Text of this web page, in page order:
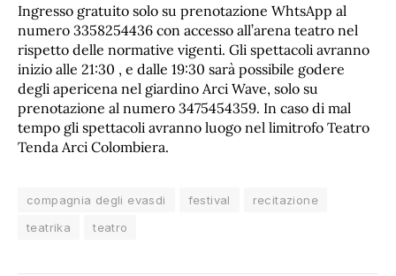
Ingresso gratuito solo su prenotazione WhtsApp al
numero 3358254436 con accesso all’arena teatro nel
rispetto delle normative vigenti. Gli spettacoli avranno
inizio alle 21:30 , e dalle 19:30 sarà possibile godere
degli apericena nel giardino Arci Wave, solo su
prenotazione al numero 3475454359. In caso di mal
tempo gli spettacoli avranno luogo nel limitrofo Teatro
Tenda Arci Colombiera.
compagnia degli evasdi festival
recitazione
teatrika
teatro